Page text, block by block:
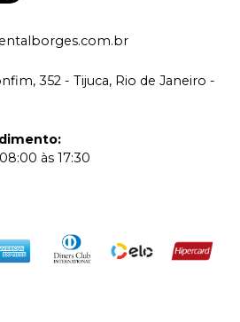
352 - Tijuca, Rio de Janeiro -
:
às 17:30